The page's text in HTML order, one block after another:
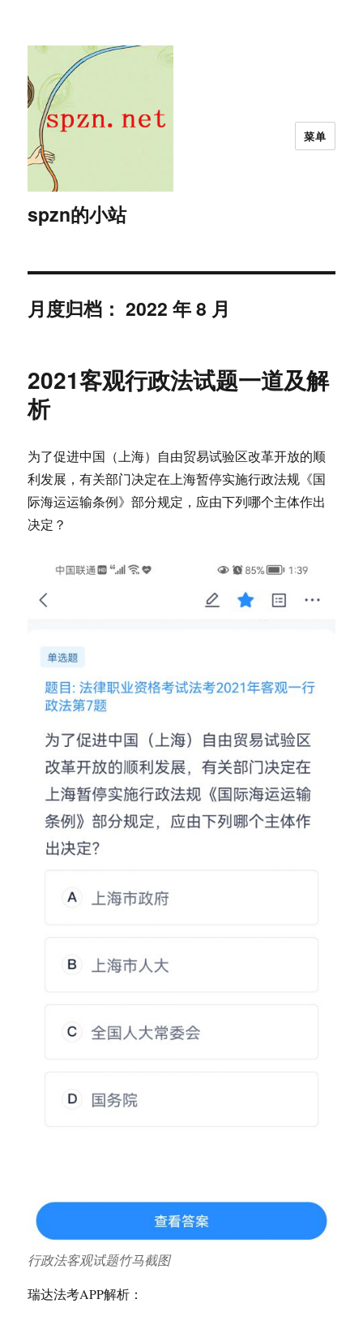
spzn的小站
菜单
月度归档：2022 年 8 月
2021客观行政法试题一道及解
析
为了促进中国（上海）自由贸易试验区改革开放的顺
利发展，有关部门决定在上海暂停实施行政法规《国
际海运运输条例》部分规定，应由下列哪个主体作出
决定？
行政法客观试题竹马截图
瑞达法考APP解析：